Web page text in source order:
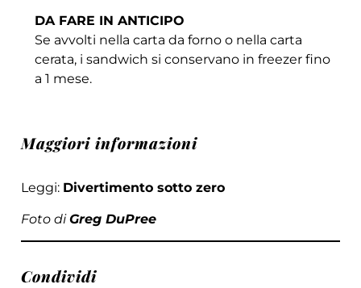
DA FARE IN ANTICIPO
Se avvolti nella carta da forno o nella carta
cerata, i sandwich si conservano in freezer fino
a 1 mese.
Maggiori informazioni
Leggi: Divertimento sotto zero
Foto diGreg DuPree
Condividi